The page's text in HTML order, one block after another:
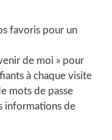
favoris pour un
de moi » pour
à chaque visite
mots de passe
informations de